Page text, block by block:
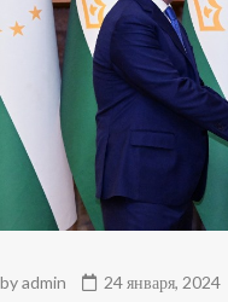
byadmin 24 января, 2024